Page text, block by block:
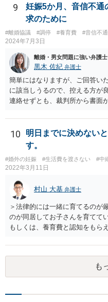
ちまちです。 弊所の場合、交
多いかと思います。
9
妊娠5か月、音信不通
求のために
#離婚協議 #調停 #養育費 #音信不通
2024年7月3日
離婚・男女問題に強い弁護士
黒木 佐紀 弁護士
簡単にはなりますが、ご回答い
に該当しうるので、控える方が
連絡せずとも、裁判所から書面
いのであれば、調停や訴訟をす
10
明日までに決めない
す。
#婚外の妊娠 #生活費を渡さない #中
2022年3月11日
村山 大基 弁護士
＞法律的には一緒に育てるのが
のが同居してお子さんを育てて
もしくは、養育費と認知をもら
す。 また、認知されたことを
ますので、 養育費を請求でき
ったり、行方不明だったりする
ります。
も